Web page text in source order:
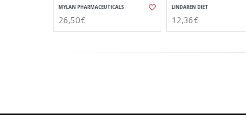
MYLAN PHARMACEUTICALS
26,50€
LINDAREN DIET
12,36€